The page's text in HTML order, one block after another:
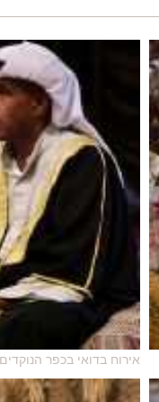
אירוח בדואי בכפר הנוקדים